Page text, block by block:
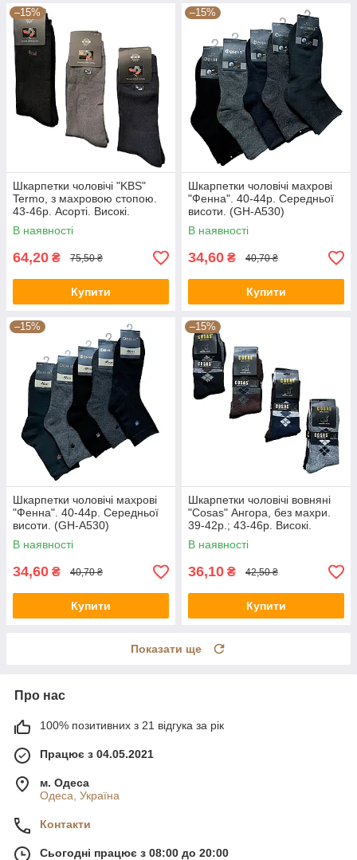
–15%
Шкарпетки чоловічі "KBS"
Termo, з махровою стопою.
43-46р. Асорті. Високі.
В наявності
64,20 ₴ 75,50 ₴
Купити
–15%
Шкарпетки чоловічі махрові
"Фенна". 40-44р. Середньої
висоти. (GH-A530)
В наявності
34,60 ₴ 40,70 ₴
Купити
–15%
Шкарпетки чоловічі махрові
"Фенна". 40-44р. Середньої
висоти. (GH-A530)
В наявності
34,60 ₴ 40,70 ₴
Купити
–15%
Шкарпетки чоловічі вовняні
"Cosas" Ангора, без махри.
39-42р.; 43-46р. Високі.
(ADP-25)
В наявності
36,10 ₴ 42,50 ₴
Купити
Показати ще
Про нас
100% позитивних з 21 відгука за рік
Працює з 04.05.2021
м. Одеса
Одеса, Україна
Контакти
Сьогодні працює з 08:00 до 20:00